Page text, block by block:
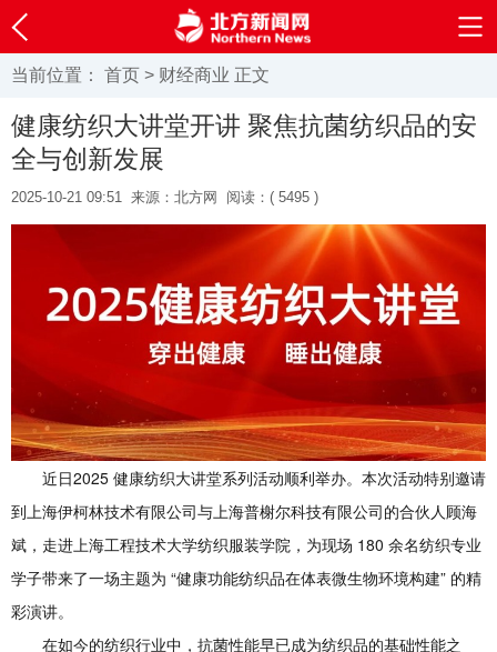
当前位置： 首页 > 财经商业 正文
健康纺织大讲堂开讲 聚焦抗菌纺织品的安
全与创新发展
2025-10-21 09:51 来源：北方网 阅读：( 5495 )
近日2025 健康纺织大讲堂系列活动顺利举办。本次活动特别邀请
到上海伊柯林技术有限公司与上海普榭尔科技有限公司的合伙人顾海
斌，走进上海工程技术大学纺织服装学院，为现场 180 余名纺织专业
学子带来了一场主题为 “健康功能纺织品在体表微生物环境构建” 的精
彩演讲。
在如今的纺织行业中，抗菌性能早已成为纺织品的基础性能之